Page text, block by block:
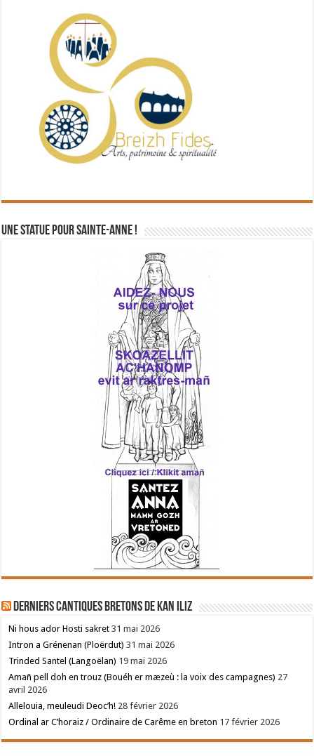
Une statue pour Sainte-Anne !
Derniers cantiques bretons de Kan Iliz
Ni hous ador Hosti sakret 31 mai 2026
Intron a Grénenan (Ploërdut) 31 mai 2026
Trinded Santel (Langoëlan) 19 mai 2026
Amañ pell doh en trouz (Bouéh er mæzeù : la voix des campagnes) 27
avril 2026
Allelouia, meuleudi Deoc’h! 28 février 2026
Ordinal ar C’horaiz / Ordinaire de Carême en breton 17 février 2026